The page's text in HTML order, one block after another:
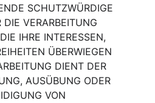
SCHUTZWÜRDIGE
DIE VERARBEITUNG
IHRE INTERESSEN,
ÜBERWIEGEN
DIENT DER
AUSÜBUNG ODER
VON